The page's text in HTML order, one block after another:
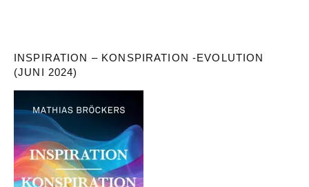
INSPIRATION – KONSPIRATION -EVOLUTION
(JUNI 2024)